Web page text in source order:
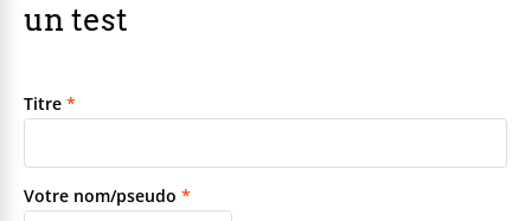
un test
Titre *
Votre nom/pseudo *